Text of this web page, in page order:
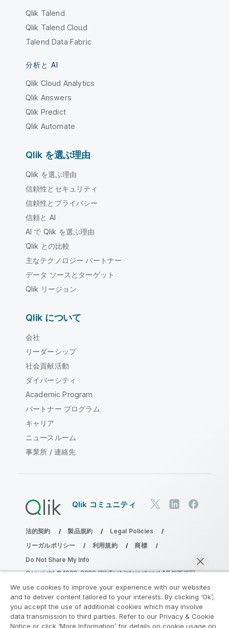
Qlik Talend
Qlik Talend Cloud
Talend Data Fabric
分析と AI
Qlik Cloud Analytics
Qlik Answers
Qlik Predict
Qlik Automate
Qlik を選ぶ理由
Qlik を選ぶ理由
信頼性とセキュリティ
信頼性とプライバシー
信頼と AI
AI で Qlik を選ぶ理由
Qlik との比較
主なテクノロジー パートナー
データ ソースとターゲット
Qlik リージョン
Qlik について
会社
リーダーシップ
社会貢献活動
ダイバーシティ
Academic Program
パートナー プログラム
キャリア
ニュースルーム
事業所 / 連絡先
Qlik コミュニティ
法的契約 製品規約
Legal Policies
リーガルポリシー
利用規約
商標
Do Not Share My Info
Copyright © 1993-2026 QlikTech International AB.無断複写・
分析の近代化プログラムに参加する
We use cookies to improve your experience with our websites
and to deliver content tailored to your interests. By clicking ‘Ok’,
you accept the use of additional cookies which may involve
data transmission to third parties. Refer to our Privacy & Cookie
Notice or click ‘More Information’ for details on cookie usage on